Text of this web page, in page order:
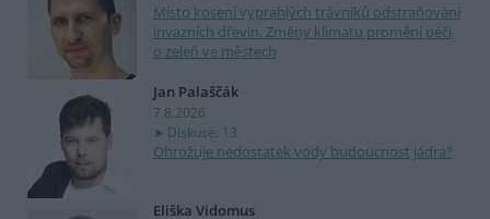
Místo kosení vyprahlých trávníků odstraňování
invazních dřevin. Změny klimatu promění péči
o zeleň ve městech
Jan Palaščák
7.8.2026
Diskuse: 13
Ohrožuje nedostatek vody budoucnost jádra?
Eliška Vidomus